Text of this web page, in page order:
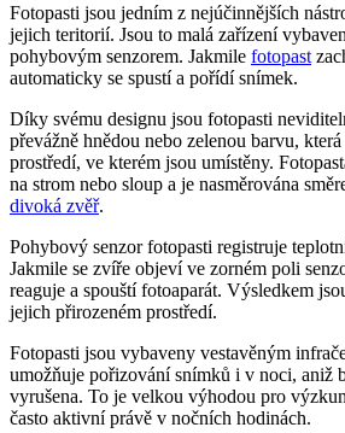
Fotopasti jsou jedním z nejúčinnějších
jejich teritorií. Jsou to malá zařízení
pohybovým senzorem. Jakmile fotopast
automaticky se spustí a pořídí snímek.
Díky svému designu jsou fotopasti
převážně hnědou nebo zelenou barvu,
prostředí, ve kterém jsou umístěny.
na strom nebo sloup a je nasměrována
divoká zvěř.
Pohybový senzor fotopasti registruje
Jakmile se zvíře objeví ve zorném poli
reaguje a spouští fotoaparát. Výsledkem
jejich přirozeném prostředí.
Fotopasti jsou vybaveny vestavěným
umožňuje pořizování snímků i v noci, aniž
vyrušena. To je velkou výhodou pro
často aktivní právě v nočních hodinách.